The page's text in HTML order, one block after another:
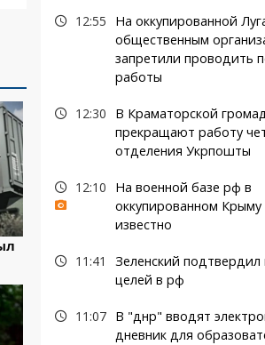
12:55
На оккупированной
общественным
запретили проводить
работы
12:30
В Краматорской
прекращают работу
отделения Укрпошты
12:10
На военной базе рф в
оккупированном
известно
11:41
Зеленский
целей в рф
11:07
В "днр" вводят
дневник для